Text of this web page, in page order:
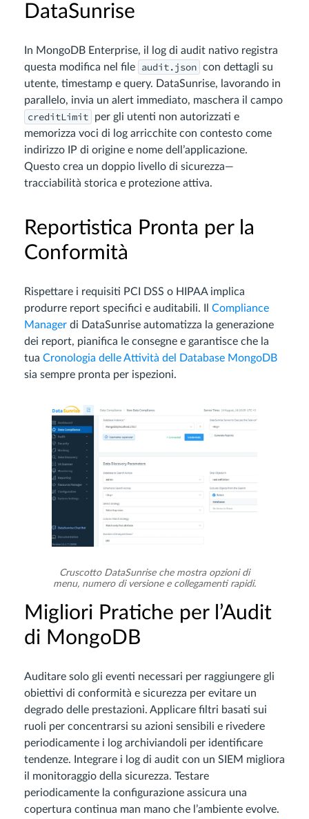
DataSunrise
In MongoDB Enterprise, il log di audit nativo registra
questa modifica nel file
audit.json con dettagli su
utente, timestamp e query. DataSunrise, lavorando in
parallelo, invia un alert immediato, maschera il campo
creditLimit
per gli utenti non autorizzati e
memorizza voci di log arricchite con contesto come
indirizzo IP di origine e nome dell’applicazione.
Questo crea un doppio livello di sicurezza—
tracciabilità storica e protezione attiva.
Reportistica Pronta per la
Conformità
Rispettare i requisiti PCI DSS o HIPAA implica
produrre report specifici e auditabili. Il Compliance
Manager di DataSunrise automatizza la generazione
dei report, pianifica le consegne e garantisce che la
tua Cronologia delle Attività del Database MongoDB
sia sempre pronta per ispezioni.
Cruscotto DataSunrise che mostra opzioni di
menu, numero di versione e collegamenti rapidi.
Migliori Pratiche per l’Audit
di MongoDB
Auditare solo gli eventi necessari per raggiungere gli
obiettivi di conformità e sicurezza per evitare un
degrado delle prestazioni. Applicare filtri basati sui
ruoli per concentrarsi su azioni sensibili e rivedere
periodicamente i log archiviandoli per identificare
tendenze. Integrare i log di audit con un SIEM migliora
il monitoraggio della sicurezza. Testare
periodicamente la configurazione assicura una
copertura continua man mano che l’ambiente evolve.